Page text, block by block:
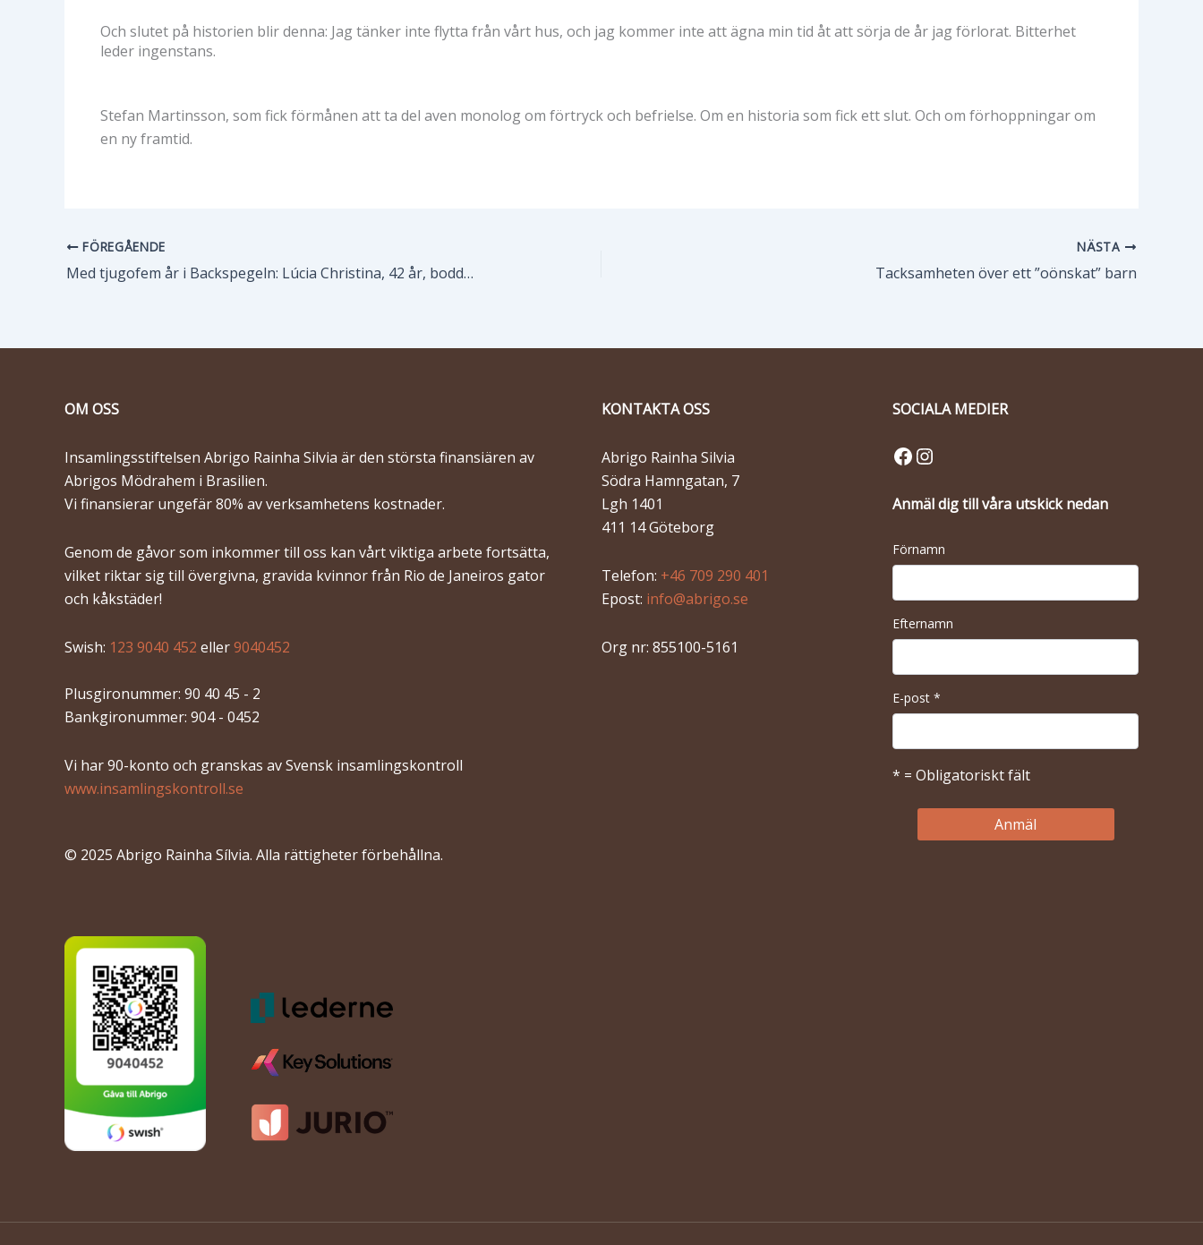
Och slutet på historien blir denna: Jag tänker inte flytta från vårt hus, och jag kommer inte att ägna min tid åt att sörja de år jag förlorat. Bitterhet
leder ingenstans.
Stefan Martinsson, som fick förmånen att ta del aven monolog om förtryck och befrielse. Om en historia som fick ett slut. Och om förhoppningar om
en ny framtid.
FÖREGÅENDE
Med tjugofem år i Backspegeln: Lúcia Christina, 42 år, bodde de på Abrigo 1997 – 1999
NÄSTA
Tacksamheten över ett ”oönskat” barn
OM OSS
Insamlingsstiftelsen Abrigo Rainha Silvia är den största finansiären av
Abrigos Mödrahem i Brasilien.
Vi finansierar ungefär 80% av verksamhetens kostnader.
Genom de gåvor som inkommer till oss kan vårt viktiga arbete fortsätta,
vilket riktar sig till övergivna, gravida kvinnor från Rio de Janeiros gator
och kåkstäder!
Swish: 123 9040 452 eller9040452
Plusgironummer: 90 40 45 - 2
Bankgironummer: 904 - 0452
Vi har 90-konto och granskas av Svensk insamlingskontroll
www.insamlingskontroll.se
© 2025 Abrigo Rainha Sílvia. Alla rättigheter förbehållna.
KONTAKTA OSS
Abrigo Rainha Silvia
Södra Hamngatan, 7
Lgh 1401
411 14 Göteborg
Telefon: +46 709 290 401
Epost: info@abrigo.se
Org nr: 855100-5161
SOCIALA MEDIER
Facebook
Instagram
Anmäl dig till våra utskick nedan
Förnamn
Efternamn
E-post *
* = Obligatoriskt fält